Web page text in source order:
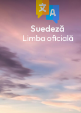
Suedeză
Limba oficială